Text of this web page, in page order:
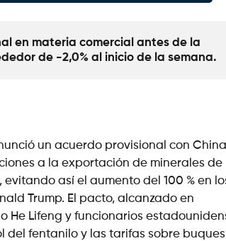
en materia comercial antes de la
de -2,0% al inicio de la semana.
un acuerdo provisional con China
a la exportación de minerales de
así el aumento del 100 % en
Trump. El pacto, alcanzado en
He Lifeng y funcionarios
del fentanilo y las tarifas sobre buques